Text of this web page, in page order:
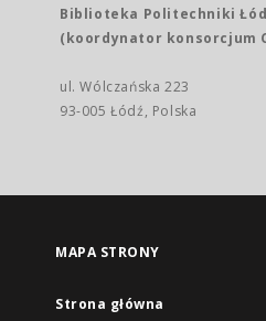
Biblioteka Politechniki
(koordynator konsorcjum
ul. Wólczańska 223
93-005 Łódź, Polska
MAPA STRONY
Strona główna